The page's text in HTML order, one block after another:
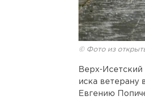
© Фото из
Верх-Исетский
иска ветерану
Евгению